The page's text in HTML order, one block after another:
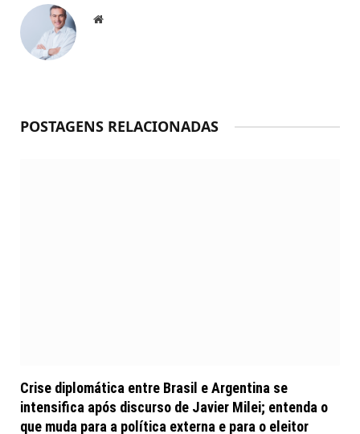
Website
POSTAGENS RELACIONADAS
Crise diplomática entre Brasil e Argentina se
intensifica após discurso de Javier Milei; entenda o
que muda para a política externa e para o eleitor